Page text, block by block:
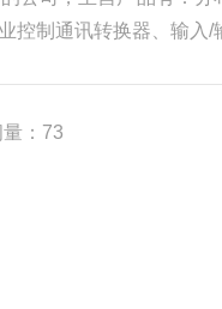
控制通讯转换器、输入/
：73